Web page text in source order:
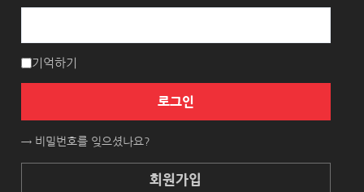
기억하기
로그인
→ 비밀번호를 잊으셨나요?
회원가입